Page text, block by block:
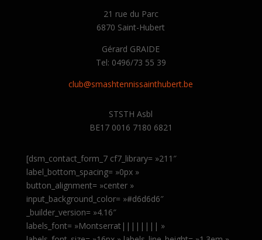
21 rue du Parc
6870 Saint-Hubert
Gérard GRAIDE
Tel: 0496/73 55 39
club@smashtennissainthubert.be
STSTH Asbl
BE17 0016 7180 6821
[dsm_contact_form_7 cf7_library= »211″
label_bottom_spacing= »0px »
button_alignment= »center »
input_background_color= »#d6d6d6″
_builder_version= »4.16″
labels_font= »Montserrat|||||||| »